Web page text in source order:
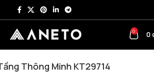
0 0
Thông Minh KT29714